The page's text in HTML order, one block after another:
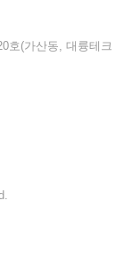
호(가산동, 대륭테크